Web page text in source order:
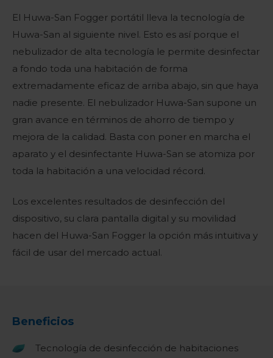
El Huwa-San Fogger portátil lleva la tecnología de
Huwa-San al siguiente nivel. Esto es así porque el
nebulizador de alta tecnología le permite desinfectar
a fondo toda una habitación de forma
extremadamente eficaz de arriba abajo, sin que haya
nadie presente. El nebulizador Huwa-San supone un
gran avance en términos de ahorro de tiempo y
mejora de la calidad. Basta con poner en marcha el
aparato y el desinfectante Huwa-San se atomiza por
toda la habitación a una velocidad récord.
Los excelentes resultados de desinfección del
dispositivo, su clara pantalla digital y su movilidad
hacen del Huwa-San Fogger la opción más intuitiva y
fácil de usar del mercado actual.
Beneficios
Tecnología de desinfección de habitaciones